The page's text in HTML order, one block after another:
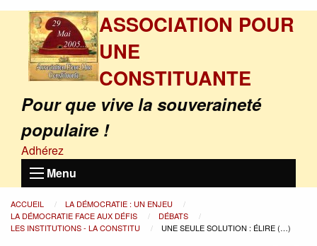
ASSOCIATION POUR
UNE
CONSTITUANTE
Pour que vive la souveraineté
populaire !
Adhérez
Menu
ACCUEIL
LA DÉMOCRATIE : UN ENJEU
LA DÉMOCRATIE FACE AUX DÉFIS
DÉBATS
LES INSTITUTIONS - LA CONSTITU
UNE SEULE SOLUTION : ÉLIRE (…)